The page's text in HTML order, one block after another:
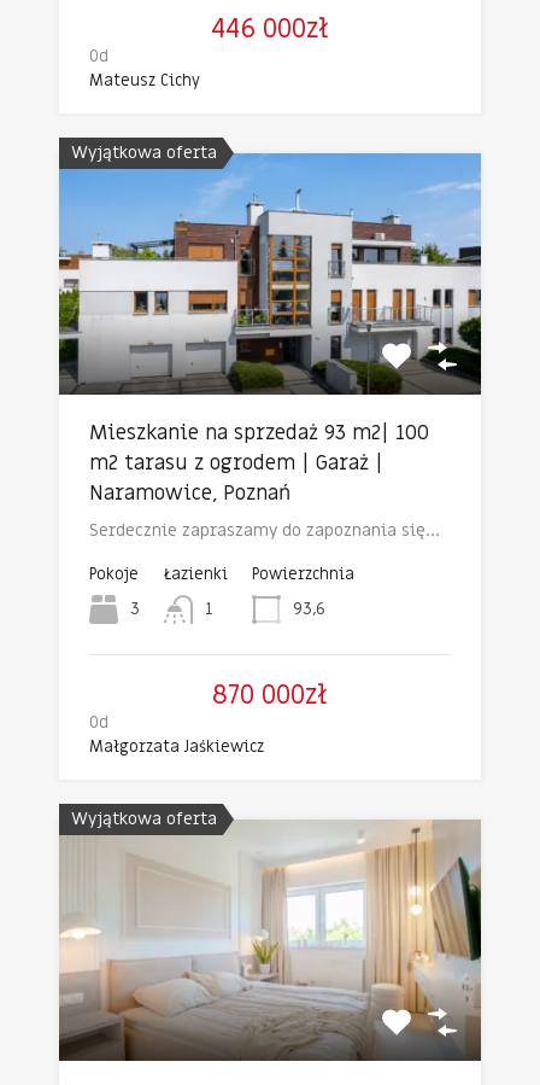
446 000zł
Od
Mateusz Cichy
Wyjątkowa oferta
Mieszkanie na sprzedaż 93 m2| 100
m2 tarasu z ogrodem | Garaż |
Naramowice, Poznań
Serdecznie zapraszamy do zapoznania się…
Pokoje
3
Łazienki
1
Powierzchnia
93,6
870 000zł
Od
Małgorzata Jaśkiewicz
Wyjątkowa oferta